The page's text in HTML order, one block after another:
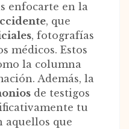
enfocarte en la
, que
, fotografías
médicos. Estos
la columna
Además, la
de testigos
tu
aquellos que